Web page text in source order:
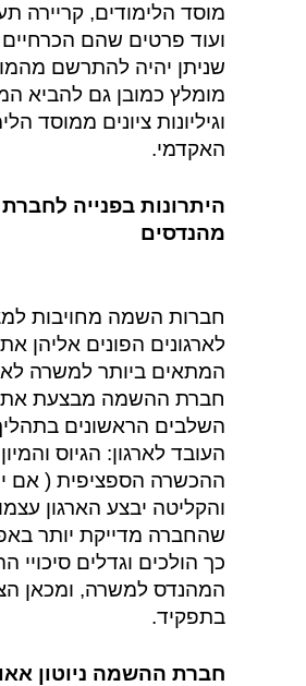
מוסד הלימודים, קריירה
ועוד פרטים שהם
שניתן יהיה להתרשם
מומלץ כמובן גם להביא
וגיליונות ציונים ממוסד
האקדמי.
היתרונות בפנייה
מהנדסים
חברות השמה מחויבות
לארגונים הפונים אליהן
המתאים ביותר למשרה
חברת ההשמה מבצעת את
השלבים הראשונים
העובד לארגון: הגיוס
ההכשרה הספציפית ( אם
והקליטה יבצע הארגון
שהחברה מדייקת יותר
כך הולכים וגדלים
המהנדס למשרה, ומכאן
בתפקיד.
חברת ההשמה ניוטון